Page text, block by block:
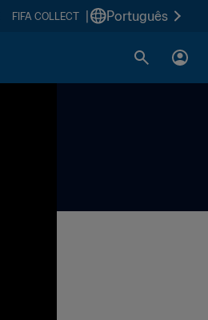
FIFA COLLECT Português